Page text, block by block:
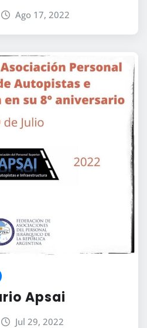
Ago 17, 2022
Apsai
Jul 29, 2022